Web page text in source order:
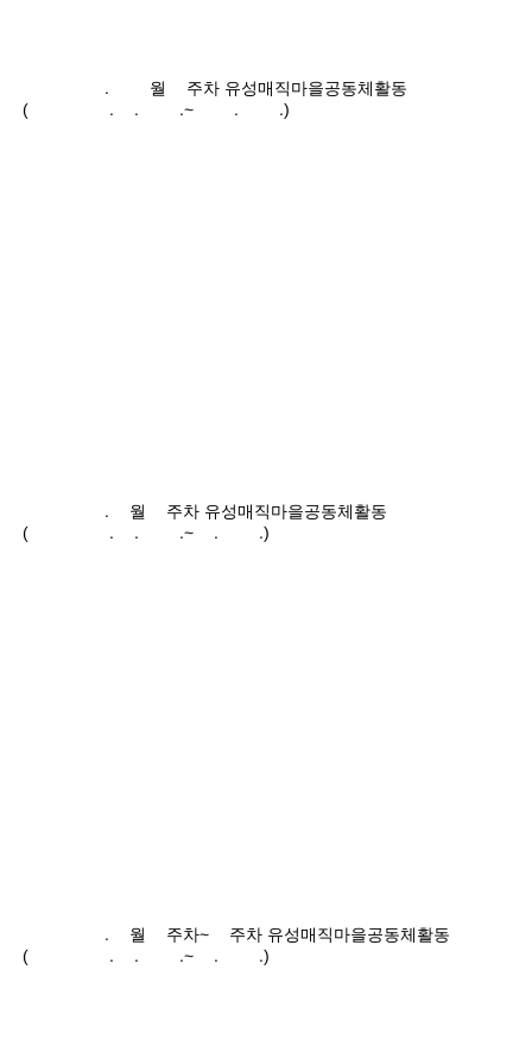
2024.10월1주차 유성매직마을공동체활동
(2024.9.30.~10.06.)
2024.9월4주차 유성매직마을공동체활동
(2024.9.23.~9.29.)
2024.9월2주차~3주차 유성매직마을공동체활동
(2024.9.09.~9.22.)